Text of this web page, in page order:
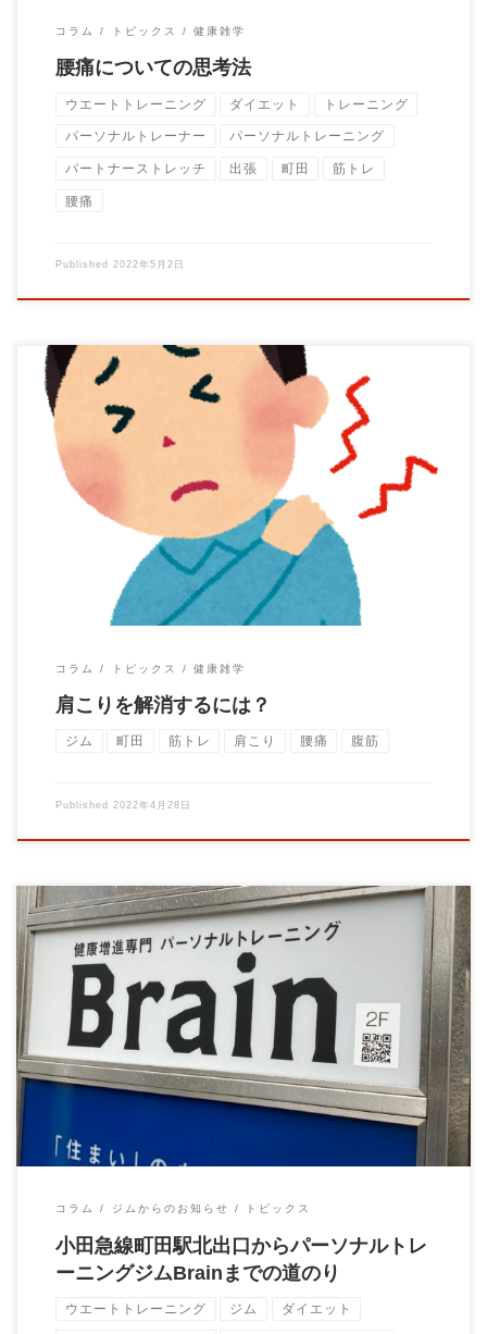
コラム トピックス 健康雑学
腰痛についての思考法
ウエートトレーニング ダイエット トレーニング
パーソナルトレーナー パーソナルトレーニング
パートナーストレッチ 出張 町田 筋トレ
腰痛
Published 2022年5月2日
肩こりに悩まれる方は多いと思います。 肩こりを改善する第一
歩をご紹介します。 これができてない場合は […]
コラム トピックス 健康雑学
肩こりを解消するには？
ジム 町田 筋トレ 肩こり 腰痛 腹筋
Published 2022年4月28日
ほぼ一本道ですが不安な方ははご連絡くださいね！ 今は看板も
あるのでわかりやすいと思います。 ご来館お […]
コラム ジムからのお知らせ トピックス
小田急線町田駅北出口からパーソナルトレ
ーニングジムBrainまでの道のり
ウエートトレーニング ジム ダイエット